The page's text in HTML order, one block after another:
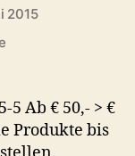
2015
zu
2015
5 Ab € 50,- > €
Produkte bis